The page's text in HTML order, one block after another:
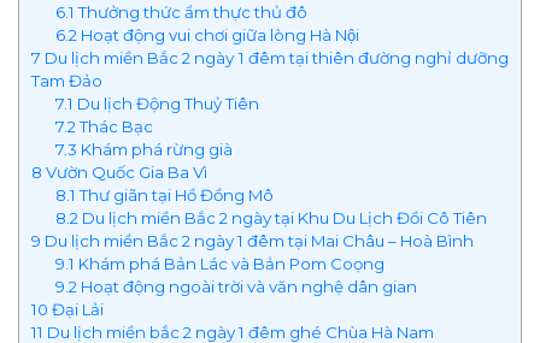
6.1 Thưởng thức ẩm thực thủ đô
6.2 Hoạt động vui chơi giữa lòng Hà Nội
7 Du lịch miền Bắc 2 ngày 1 đêm tại thiên đường nghỉ dưỡng
Tam Đảo
7.1 Du lịch Động Thuỷ Tiên
7.2Thác Bạc
7.3 Khám phá rừng già
8 Vườn Quốc Gia Ba Vì
8.1 Thư giãn tại Hồ Đồng Mô
8.2 Du lịch miền Bắc 2 ngày tại Khu Du Lịch Đồi Cô Tiên
9 Du lịch miền Bắc 2 ngày 1 đêm tại Mai Châu – Hoà Bình
9.1 Khám phá Bản Lác và Bản Pom Coọng
9.2 Hoạt động ngoài trời và văn nghệ dân gian
10 Đại Lải
11 Du lịch miền bắc 2 ngày 1 đêm ghé Chùa Hà Nam